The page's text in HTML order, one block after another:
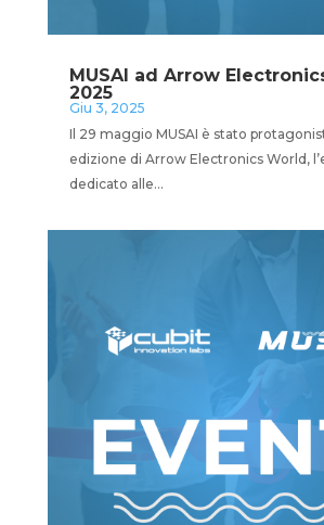
MUSAI ad Arrow
2025
Giu 3, 2025
Il 29 maggio MUSAI è stato
edizione di Arrow Electronics World,
dedicato alle...